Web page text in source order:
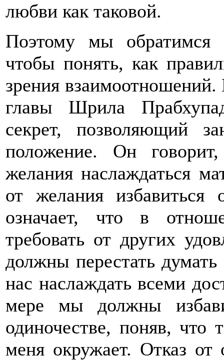
любви как таковой.
Поэтому мы обратимся
чтобы понять, как
зрения
главы Шрила
секрет, позволяющий
положение. Он
желания наслаждаться
от желания
означает, что в
требовать от других
должны перестать
нас наслаждать всеми
мере мы должны
одиночестве, поняв, что
меня окружает. Отказ